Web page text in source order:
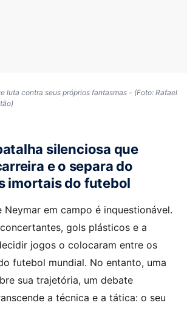
luta contra seus próprios fantasmas - (Foto: Rafael
silenciosa que
e o separa do
imortais do futebol
gols plásticos e a
jogos o colocaram entre os
futebol mundial. No entanto, uma
sua trajetória, um debate
a técnica e a tática: o seu